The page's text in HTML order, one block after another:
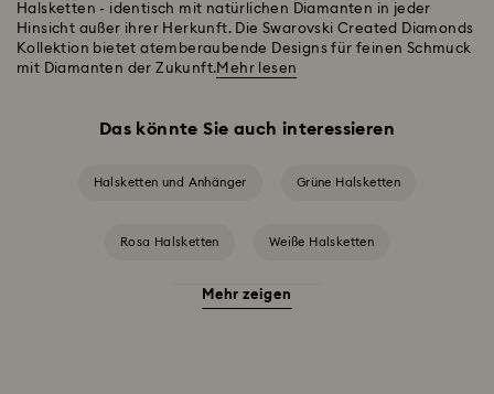
Halsketten - identisch mit natürlichen Diamanten in jeder
Hinsicht außer ihrer Herkunft. Die Swarovski Created Diamonds
Kollektion bietet atemberaubende Designs für feinen Schmuck
mit Diamanten der Zukunft.Mehr lesen
Das könnte Sie auch interessieren
Halsketten und Anhänger Grüne Halsketten
Rosa Halsketten Weiße Halsketten
Geburtsstein-Halsketten
Mehr zeigen